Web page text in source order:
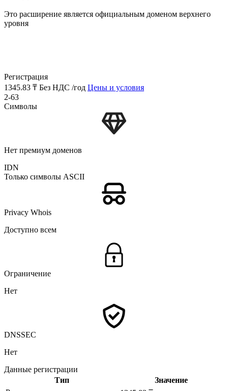
Это расширение является официальным доменом верхнего
уровня
Регистрация
1345.83 ₸ Без НДС /год Цены и условия
2-63
Символы
Нет премиум доменов
IDN
Только символы ASCII
Privacy Whois
Доступно всем
Ограничение
Нет
DNSSEC
Нет
Данные регистрации
Тип
Значение